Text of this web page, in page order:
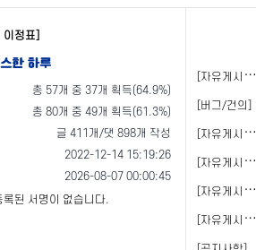
이정표]
총 57개 중 37개 획득(64.9%)
총 80개 중 49개 획득(61.3%)
글 411개/댓 898개 작성
2022-12-14 15:19:26
2026-08-07 00:00:45
록된 서명이 없습니다.
[
자유게시판]
[버그/건의]
[
자유게시판]
[
자유게시판]
[
자유게시판]
[
자유게시판]